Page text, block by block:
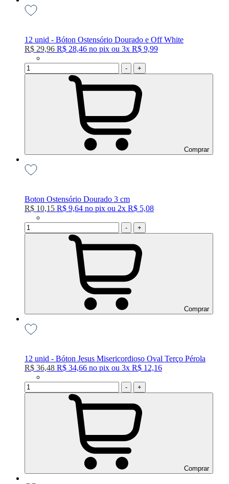
12 unid - Bóton Ostensório Dourado e Off White
R$ 29,96 R$ 28,46 no pix ou 3x R$ 9,99
- +
Comprar
Boton Ostensório Dourado 3 cm
R$ 10,15 R$ 9,64 no pix ou 2x R$ 5,08
- +
Comprar
12 unid - Bóton Jesus Misericordioso Oval Terço Pérola
R$ 36,48 R$ 34,66 no pix ou 3x R$ 12,16
- +
Comprar